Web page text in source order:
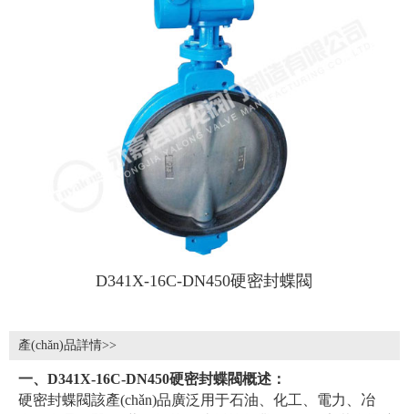
D341X-16C-DN450硬密封蝶閥
產(chǎn)品詳情>>
一、D341X-16C-DN450硬密封蝶閥概述：
硬密封蝶閥該產(chǎn)品廣泛用于石油、化工、電力、冶